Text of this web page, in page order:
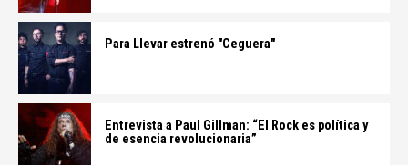
Para Llevar estrenó "Ceguera"
Entrevista a Paul Gillman: “El Rock es política y
de esencia revolucionaria”